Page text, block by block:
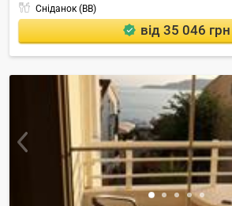
Сніданок (BB)
від 35 046 грн